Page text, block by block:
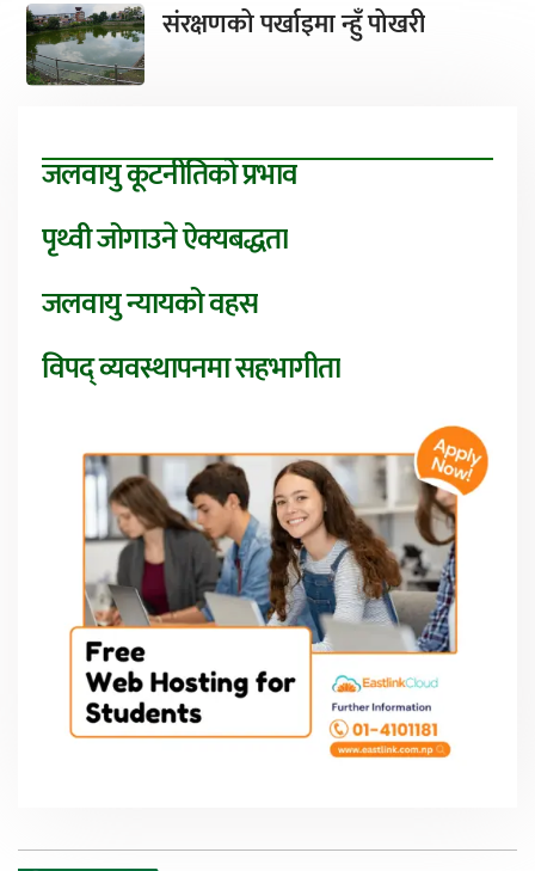
संरक्षणको पर्खाइमा न्हुँ पोखरी
जलवायु कूटनीतिको प्रभाव
पृथ्वी जोगाउने ऐक्यबद्धता
जलवायु न्यायको वहस
विपद् व्यवस्थापनमा सहभागीता